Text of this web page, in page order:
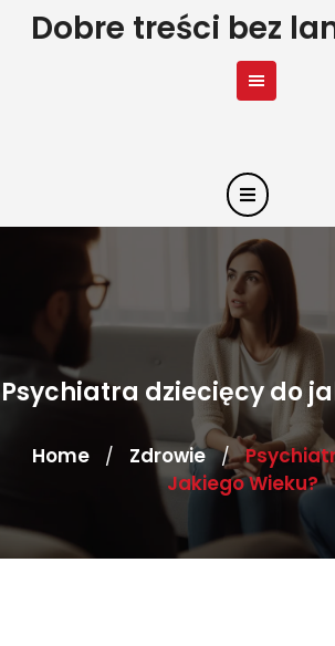
SkipDobre treści bez
Psychiatra dziecięcy do
Home / Zdrowie /
Jakiego Wieku?